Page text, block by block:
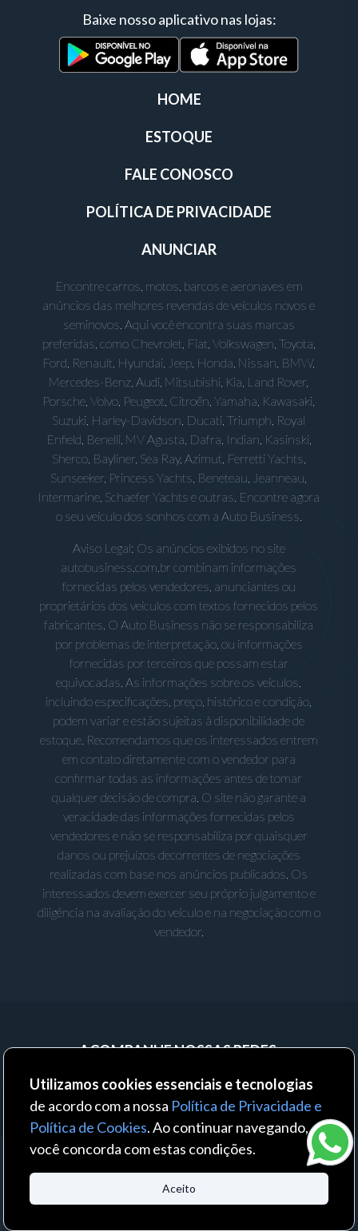
Baixe nosso aplicativo nas lojas:
HOME
ESTOQUE
FALE CONOSCO
POLÍTICA DE PRIVACIDADE
ANUNCIAR
Encontre carros, motos, barcos e aeronaves em
anúncios das melhores revendas de veículos novos e
seminovos. Aqui você encontra suas marcas
preferidas, como Chevrolet, Fiat, Volkswagen, Toyota,
Ford, Renault, Hyundai, Jeep, Honda, Nissan, BMW,
Mercedes-Benz, Audi, Mitsubishi, Kia, Land Rover,
Porsche, Volvo, Peugeot, Citroën, Yamaha, Kawasaki,
Suzuki, Harley-Davidson, Ducati, Triumph, Royal
Enfield, Benelli, MV Agusta, Dafra, Indian, Kasinski,
Sherco, Bayliner, Sea Ray, Azimut, Ferretti Yachts,
Sunseeker, Princess Yachts, Beneteau, Jeanneau,
Intermarine, Schaefer Yachts e outras. Encontre agora
o seu veículo dos sonhos com a Auto Business.
Aviso Legal: Os anúncios exibidos no site
autobusiness.com.br combinam informações
fornecidas pelos vendedores, anunciantes ou
proprietários dos veículos com textos fornecidos pelos
fabricantes. O Auto Business não se responsabiliza
por problemas de interpretação, ou informações
fornecidas por terceiros que possam estar
equivocadas. As informações sobre os veículos,
incluindo especificações, preço, histórico e condição,
podem variar e estão sujeitas à disponibilidade de
estoque. Recomendamos que os interessados entrem
em contato diretamente com o vendedor para
confirmar todas as informações antes de tomar
qualquer decisão de compra. O site não garante a
veracidade das informações fornecidas pelos
vendedores e não se responsabiliza por quaisquer
danos ou prejuízos decorrentes de negociações
realizadas com base nos anúncios publicados. Os
interessados devem exercer seu próprio julgamento e
diligência na avaliação do veículo e na negociação com o
vendedor.
ACOMPANHE NOSSAS REDES:
Utilizamos cookies essenciais e tecnologias
de acordo com a nossa Política de Privacidade e
Política de Cookies. Ao continuar navegando,
você concorda com estas condições.
Aceito